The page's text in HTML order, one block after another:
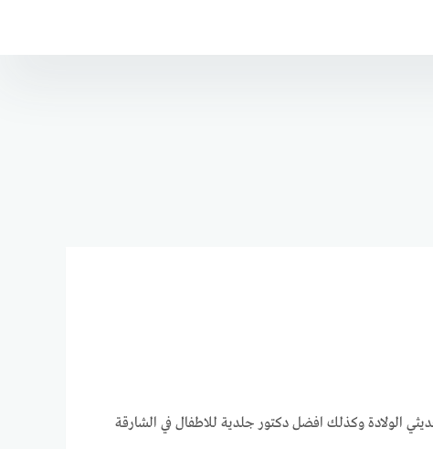
الولادة وكذلك افضل دكتور جلدية للاطفال في الشارقة